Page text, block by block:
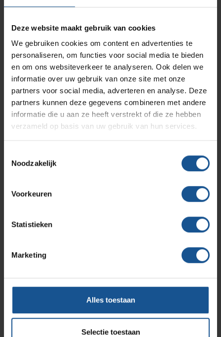
Deze website maakt gebruik van cookies
We gebruiken cookies om content en advertenties te
personaliseren, om functies voor social media te bieden
en om ons websiteverkeer te analyseren. Ook delen we
informatie over uw gebruik van onze site met onze
partners voor social media, adverteren en analyse. Deze
partners kunnen deze gegevens combineren met andere
informatie die u aan ze heeft verstrekt of die ze hebben
verzameld op basis van uw gebruik van hun services.
Noodzakelijk
Voorkeuren
Statistieken
Marketing
Alles toestaan
Selectie toestaan
Aluminium draagprofiel aan de achterzijde van de abs
draagwand, Aluminium draagprofiel aan de voorzijde van
de abs draagwand
Branche
Logistiek en opslag, Ziekenhuizen en klinieken,
Zorginstellingen
Hoogte
Merk
Offerte
ontvangen? Vraag direct een offerte aan bij VE-
Systems.
Branches
Solutions
RVS Werkplekinrichting
Productlijnen
Medische afvalverpakkingen
Infectiepreventie en hygiëne
Assortiment
Onze merken
Hammerlit
Septodry
Metro
Zarges
Contact
Ons team
Klantcases
Vacatures